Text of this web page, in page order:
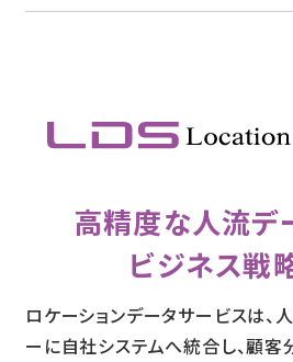
高精度な人流デ
ビジネス戦
ロケーションデータサービスは、
ーに自社システムへ統合し、顧客